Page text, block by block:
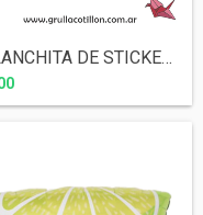
PLANCHITA DE STICKERS - FRUTAS Y VERDURA...